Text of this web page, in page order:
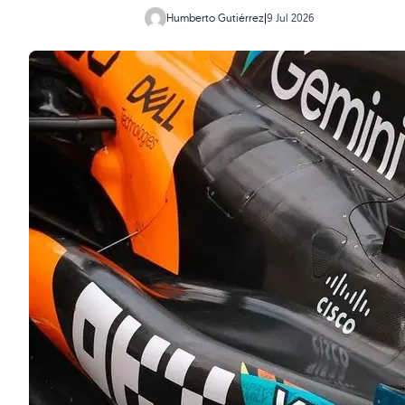
Humberto Gutiérrez|9 Jul 2026